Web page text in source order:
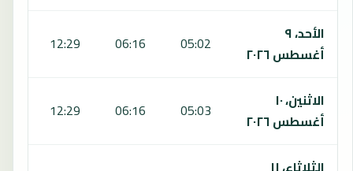
الأحد، ٩
أغسطس ٢٠٢٦
05:02
06:16
12:29
الاثنين، ١٠
أغسطس ٢٠٢٦
05:03
06:16
12:29